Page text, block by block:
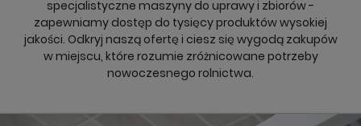
specjalistyczne maszyny do uprawy i zbiorów -
zapewniamy dostęp do tysięcy produktów wysokiej
jakości. Odkryj naszą ofertę i ciesz się wygodą zakupów
w miejscu, które rozumie zróżnicowane potrzeby
nowoczesnego rolnictwa.